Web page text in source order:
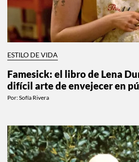
ESTILO DE VIDA
Famesick: el libro de Lena
difícil arte de envejecer en
Por:Sofía Rivera